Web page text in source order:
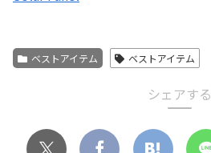
ベストアイテム ベストアイテム
シェアする